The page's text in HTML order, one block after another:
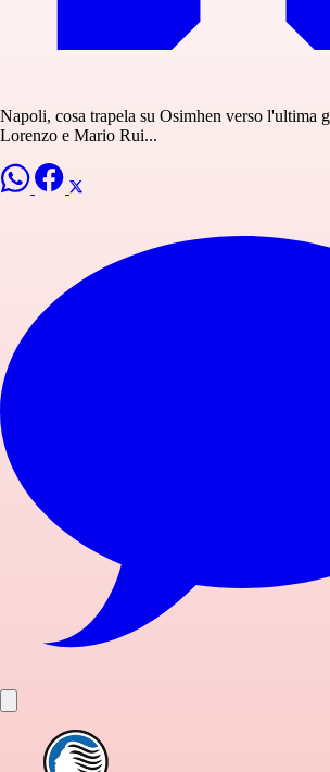
Napoli, cosa trapela su Osimhen verso l'ultima
Lorenzo e Mario Rui...